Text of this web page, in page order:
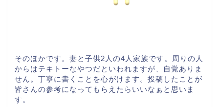
そのほかです。妻と子供2人の4人家族です。周りの人
からはテキトーなやつだといわれますが、自覚ありま
せん。丁寧に書くことを心がけます。投稿したことが
皆さんの参考になってもらえたらいいなぁと思いま
す。